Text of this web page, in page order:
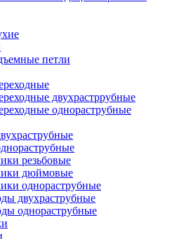
петли
двухрастррубные
однораструбные
резьбовые
дюймовые
однораструбные
двухраструбные
однораструбные